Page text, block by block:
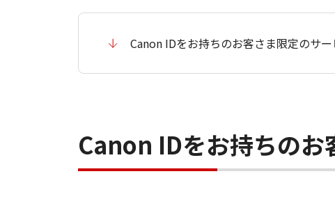
Canon IDをお持ちのお客さま限定のサー
Canon IDをお持ちのお